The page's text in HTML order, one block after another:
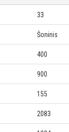
33
Šoninis
400
900
155
2083